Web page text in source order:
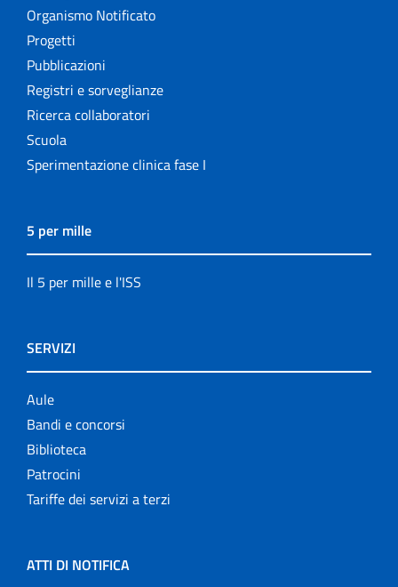
Organismo Notificato
Progetti
Pubblicazioni
Registri e sorveglianze
Ricerca collaboratori
Scuola
Sperimentazione clinica fase I
5 per mille
Il 5 per mille e l'ISS
SERVIZI
Aule
Bandi e concorsi
Biblioteca
Patrocini
Tariffe dei servizi a terzi
ATTI DI NOTIFICA